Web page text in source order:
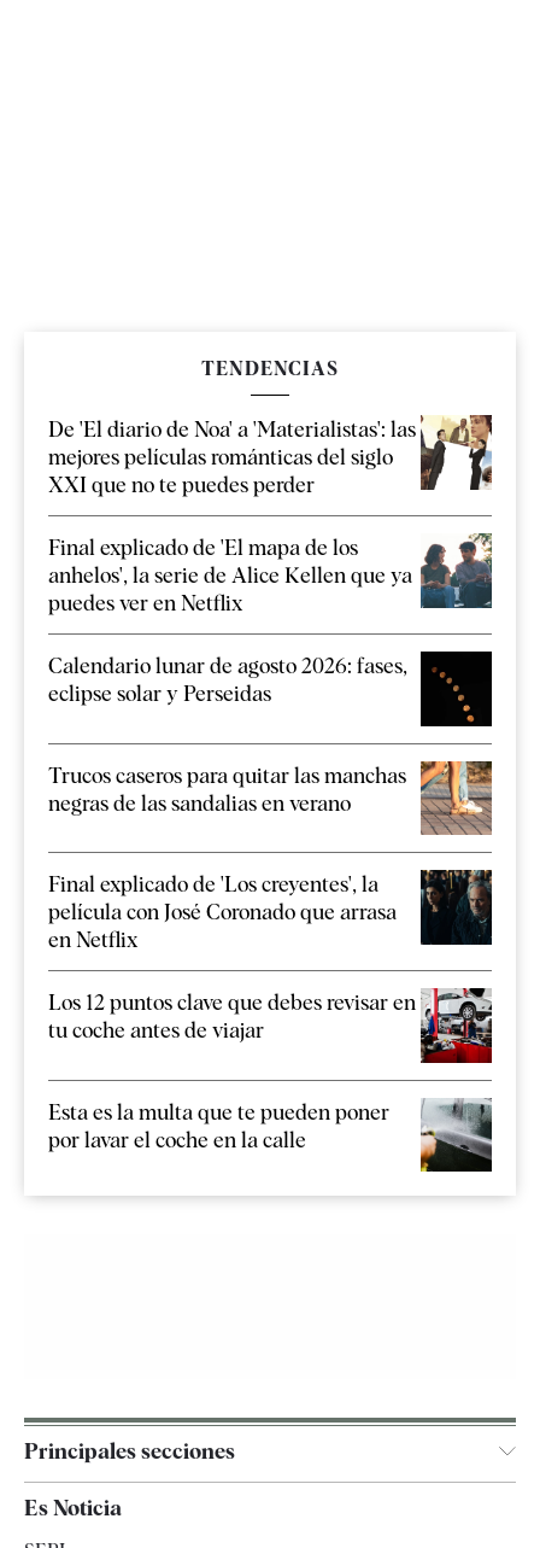
TENDENCIAS
De 'El diario de Noa' a 'Materialistas': las
mejores películas románticas del siglo
XXI que no te puedes perder
Final explicado de 'El mapa de los
anhelos', la serie de Alice Kellen que ya
puedes ver en Netflix
Calendario lunar de agosto 2026: fases,
eclipse solar y Perseidas
Trucos caseros para quitar las manchas
negras de las sandalias en verano
Final explicado de 'Los creyentes', la
película con José Coronado que arrasa
en Netflix
Los 12 puntos clave que debes revisar en
tu coche antes de viajar
Esta es la multa que te pueden poner
por lavar el coche en la calle
Principales secciones
España
Es Noticia